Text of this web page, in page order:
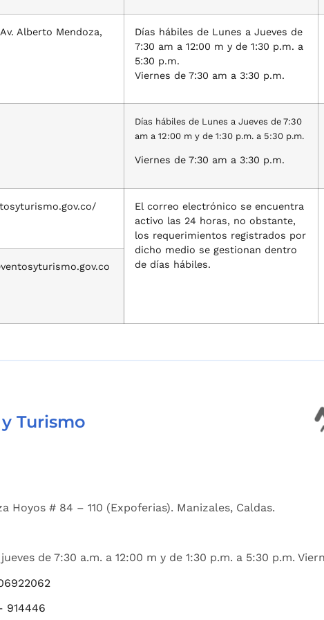
Alberto Mendoza,
Días hábiles de Lunes a Jueves de
7:30 am a 12:00 m y de 1:30 p.m. a
5:30 p.m.
Viernes de 7:30 am a 3:30 p.m.
Días hábiles de Lunes a Jueves de 7:30
am a 12:00 m y de 1:30 p.m. a 5:30 p.m.
Viernes de 7:30 am a 3:30 p.m.
El correo electrónico se encuentra
activo las 24 horas, no obstante,
los requerimientos registrados por
dicho medio se gestionan dentro
de días hábiles.
Turismo
Hoyos # 84 – 110 (Expoferias). Manizales, Caldas.
de 7:30 a.m. a 12:00 m y de 1:30 p.m. a 5:30 p.m.
914446